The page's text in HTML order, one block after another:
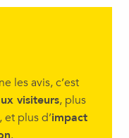
les avis, c’est
visiteurs, plus
et plus d’impact